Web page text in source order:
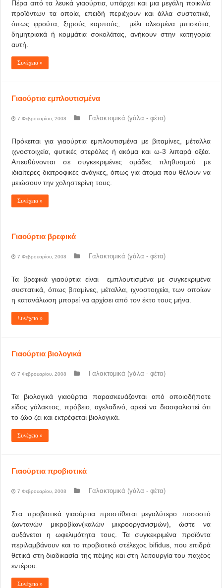
Πέρα από τα λευκά γιαούρτια, υπάρχει και μια μεγάλη ποικιλία
προϊόντων τα οποία, επειδή περιέχουν και άλλα συστατικά,
όπως φρούτα, ξηρούς καρπούς, μέλι αλεσμένα μπισκότα,
δημητριακά ή κομμάτια σοκολάτας, ανήκουν στην κατηγορία
αυτή.
Συνέχεια »
Γιαούρτια εμπλουτισμένα
7 Φεβρουαρίου, 2008 Γαλακτομικά (γάλα - φέτα)
Πρόκειται για γιαούρτια εμπλουτισμένα με βιταμίνες, μέταλλα
ιχνοστοιχεία, φυτικές στερόλες ή ακόμα και ω-3 λιπαρά οξέα.
Απευθύνονται σε συγκεκριμένες ομάδες πληθυσμού με
ιδιαίτερες διατροφικές ανάγκες, όπως για άτομα που θέλουν να
μειώσουν την χοληστερίνη τους.
Συνέχεια »
Γιαούρτια βρεφικά
7 Φεβρουαρίου, 2008 Γαλακτομικά (γάλα - φέτα)
Τα βρεφικά γιαούρτια είναι εμπλουτισμένα με συγκεκριμένα
συστατικά, όπως βιταμίνες, μέταλλα, ιχνοστοιχεία, των οποίων
η κατανάλωση μπορεί να αρχίσει από τον έκτο τους μήνα.
Συνέχεια »
Γιαούρτια βιολογικά
7 Φεβρουαρίου, 2008 Γαλακτομικά (γάλα - φέτα)
Τα βιολογικά γιαούρτια παρασκευάζονται από οποιοδήποτε
είδος γάλακτος, πρόβειο, αγελαδινό, αρκεί να διασφαλιστεί ότι
το ζώο ζει και εκτρέφεται βιολογικά.
Συνέχεια »
Γιαούρτια προβιοτικά
7 Φεβρουαρίου, 2008 Γαλακτομικά (γάλα - φέτα)
Στα προβιοτικά γιαούρτια προστίθεται μεγαλύτερο ποσοστό
ζωντανών μικροβίων(καλών μικροοργανισμών), ώστε να
αυξάνεται η ωφελιμότητα τους. Τα συγκεκριμένα προϊόντα
περιλαμβάνουν και το προβιοτικό στέλεχος bifidus, που επιδρά
θετικά στη διαδικασία της πέψης και στη λειτουργία του παχέος
εντέρου.
Συνέχεια »